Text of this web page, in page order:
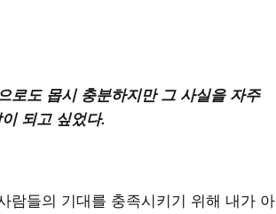
로도 몹시 충분하지만 그 사실을 자주
되고 싶었다.
람들의 기대를 충족시키기 위해 내가 아